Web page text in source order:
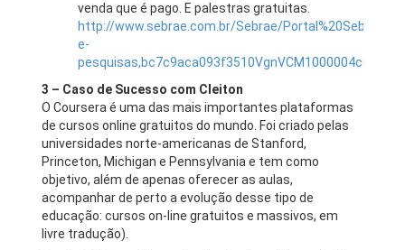
venda que é pago. E palestras gratuitas.
http://www.sebrae.com.br/Sebrae/Portal%20Sebrae/
e-
3 – Caso de Sucesso com Cleiton
O Coursera é uma das mais importantes plataformas
de cursos online gratuitos do mundo. Foi criado pelas
universidades norte-americanas de Stanford,
Princeton, Michigan e Pennsylvania e tem como
objetivo, além de apenas oferecer as aulas,
acompanhar de perto a evolução desse tipo de
educação: cursos on-line gratuitos e massivos, em
livre tradução).